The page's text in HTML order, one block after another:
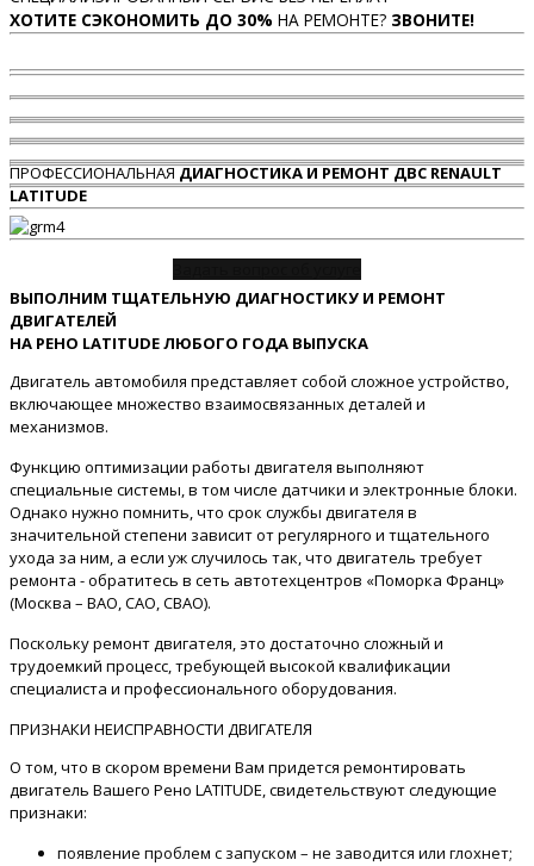
ХОТИТЕ СЭКОНОМИТЬ ДО 30% НА РЕМОНТЕ? ЗВОНИТЕ!
ПРОФЕССИОНАЛЬНАЯ ДИАГНОСТИКА И РЕМОНТ ДВС RENAULT
LATITUDE
ВЫПОЛНИМ ТЩАТЕЛЬНУЮ ДИАГНОСТИКУ И РЕМОНТ
ДВИГАТЕЛЕЙ
НА РЕНО LATITUDE ЛЮБОГО ГОДА ВЫПУСКА
Двигатель автомобиля представляет собой сложное устройство,
включающее множество взаимосвязанных деталей и
механизмов.
Функцию оптимизации работы двигателя выполняют
специальные системы, в том числе датчики и электронные блоки.
Однако нужно помнить, что срок службы двигателя в
значительной степени зависит от регулярного и тщательного
ухода за ним, а если уж случилось так, что двигатель требует
ремонта - обратитесь в сеть автотехцентров «Поморка Франц»
(Москва – ВАО, САО, СВАО).
Поскольку ремонт двигателя, это достаточно сложный и
трудоемкий процесс, требующей высокой квалификации
специалиста и профессионального оборудования.
ПРИЗНАКИ НЕИСПРАВНОСТИ ДВИГАТЕЛЯ
О том, что в скором времени Вам придется ремонтировать
двигатель Вашего Рено LATITUDE, свидетельствуют следующие
признаки:
появление проблем с запуском – не заводится или глохнет;